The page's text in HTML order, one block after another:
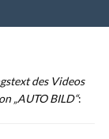
des Videos
„AUTO BILD“: